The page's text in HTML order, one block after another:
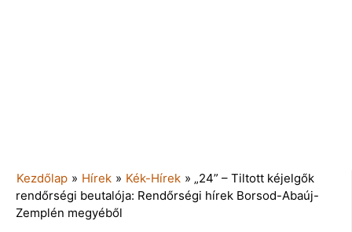
Kezdőlap » Hírek » Kék-Hírek » „24” – Tiltott kéjelgők
rendőrségi beutalója: Rendőrségi hírek Borsod-Abaúj-
Zemplén megyéből